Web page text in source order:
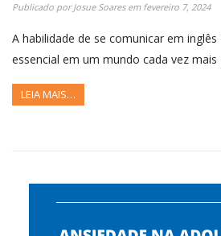
Publicado porJosue Soaresem fevereiro 7, 2024
A habilidade de se comunicar em
essencial em um mundo cada vez
LEIA MAIS…